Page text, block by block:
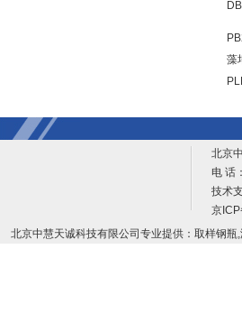
藻
北京
电 话
技术
京
北京中慧天诚科技有限公司专业提供：取样钢瓶